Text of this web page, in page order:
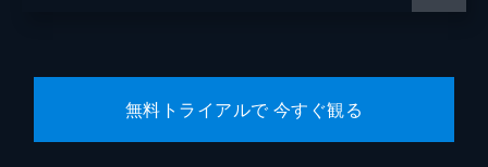
無料トライアルで 今すぐ観る